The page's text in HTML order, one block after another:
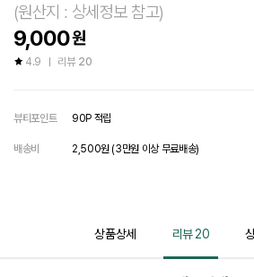
(원산지 : 상세정보 참고)
9,000원
4.9
리뷰 20
뷰티포인트 90P 적립
배송비 2,500원 (3만원 이상 무료배송)
상품상세 리뷰20